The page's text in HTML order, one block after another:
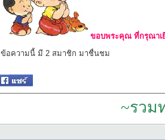
ขอบพระคุณ ที่กรุณาเ
ข้อความนี้ มี 2 สมาชิก มาชื่นชม
~รวม